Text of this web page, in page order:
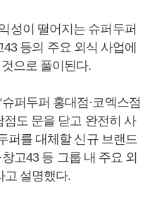
성이 떨어지는 슈퍼두퍼
등의 주요 외식 사업에
으로 풀이된다.
퍼두퍼 홍대점·코엑스점
도 문을 닫고 완전히 사
퍼를 대체할 신규 브랜드
고43 등 그룹 내 주요 외
고 설명했다.